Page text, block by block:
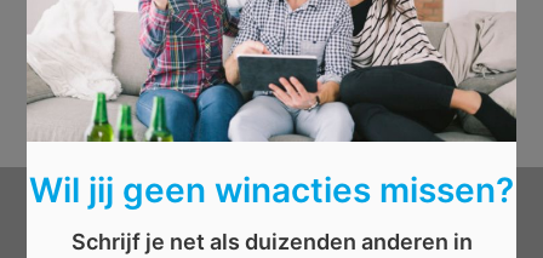
Categorieën
Wil jij geen winacties missen?
Schrijf je net als duizenden anderen in